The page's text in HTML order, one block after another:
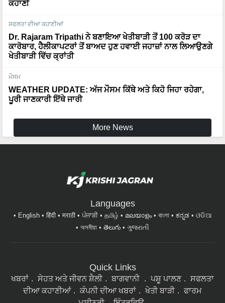
ਕਹਾਣੀ
ਸਫਲਤਾ ਦੀਆ ਕਹਾਣੀਆਂ
Dr. Rajaram Tripathi ਨੇ ਬਣਾਇਆ ਖੇਤੀਬਾੜੀ ਤੋਂ 100 ਕਰੋੜ ਦਾ
ਕਾਰੋਬਾਰ, ਹੈਲੀਕਾਪਟਰਾਂ ਤੋਂ ਬਾਅਦ ਹੁਣ ਹਵਾਈ ਜਹਾਜ਼ਾਂ ਨਾਲ ਲਿਆਉਣਗੇ
ਖੇਤੀਬਾੜੀ ਵਿੱਚ ਕ੍ਰਾਂਤੀ
ਮੌਸਮ
WEATHER UPDATE: ਅੱਜ ਮੌਸਮ ਕਿੱਥੇ ਅਤੇ ਕਿਹੋ ਜਿਹਾ ਰਹੇਗਾ,
ਪੂਰੀ ਜਾਣਕਾਰੀ ਇੱਥੇ ਜਾਰੀ
More News
Languages
English हिंदी मराठी ਪੰਜਾਬੀ தமிழ் മലയാളം বাংলা ಕನ್ನಡ
ଓଡିଆ
অসমীয়া
తెలుగు ગુજરાતી
Quick Links
ਖਬਰਾਂ ਸੇਹਤ ਅਤੇ ਜੀਵਨ ਸ਼ੈਲੀ ਬਾਗਵਾਨੀ ਪਸ਼ੂ ਪਾਲਣ
ਸਫਲਤਾ
ਦੀਆ ਕਹਾਣੀਆਂ
ਕੰਪਨੀ ਦੀਆ ਖਬਰਾਂ ਖੇਤੀ ਬਾੜੀ
ਫਾਰਮ